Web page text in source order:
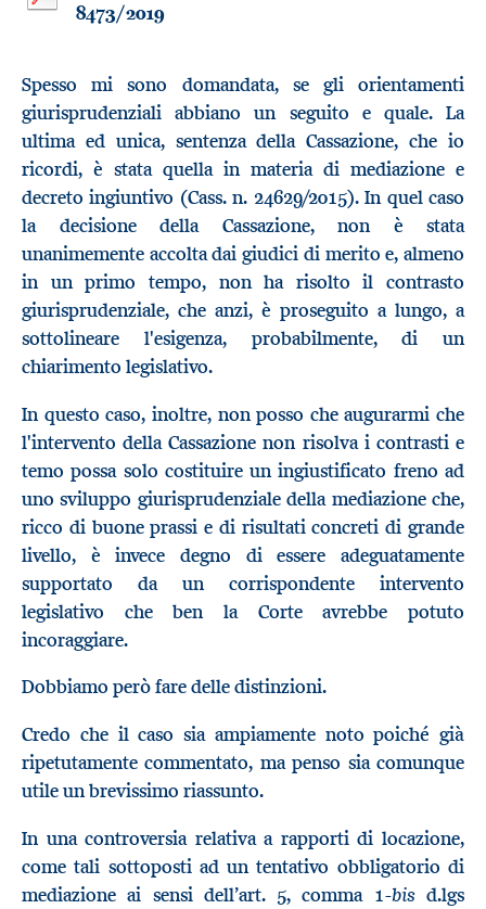
8473/2019
Spesso mi sono domandata, se gli orientamenti
giurisprudenziali abbiano un seguito e quale. La
ultima ed unica, sentenza della Cassazione, che io
ricordi, è stata quella in materia di mediazione e
decreto ingiuntivo (Cass. n. 24629/2015). In quel caso
la decisione della Cassazione, non è stata
unanimemente accolta dai giudici di merito e, almeno
in un primo tempo, non ha risolto il contrasto
giurisprudenziale, che anzi, è proseguito a lungo, a
sottolineare l'esigenza, probabilmente, di un
chiarimento legislativo.
In questo caso, inoltre, non posso che augurarmi che
l'intervento della Cassazione non risolva i contrasti e
temo possa solo costituire un ingiustificato freno ad
uno sviluppo giurisprudenziale della mediazione che,
ricco di buone prassi e di risultati concreti di grande
livello, è invece degno di essere adeguatamente
supportato da un corrispondente intervento
legislativo che ben la Corte avrebbe potuto
incoraggiare.
Dobbiamo però fare delle distinzioni.
Credo che il caso sia ampiamente noto poiché già
ripetutamente commentato, ma penso sia comunque
utile un brevissimo riassunto.
In una controversia relativa a rapporti di locazione,
come tali sottoposti ad un tentativo obbligatorio di
mediazione ai sensi dell’art. 5, comma 1-bisd.lgs